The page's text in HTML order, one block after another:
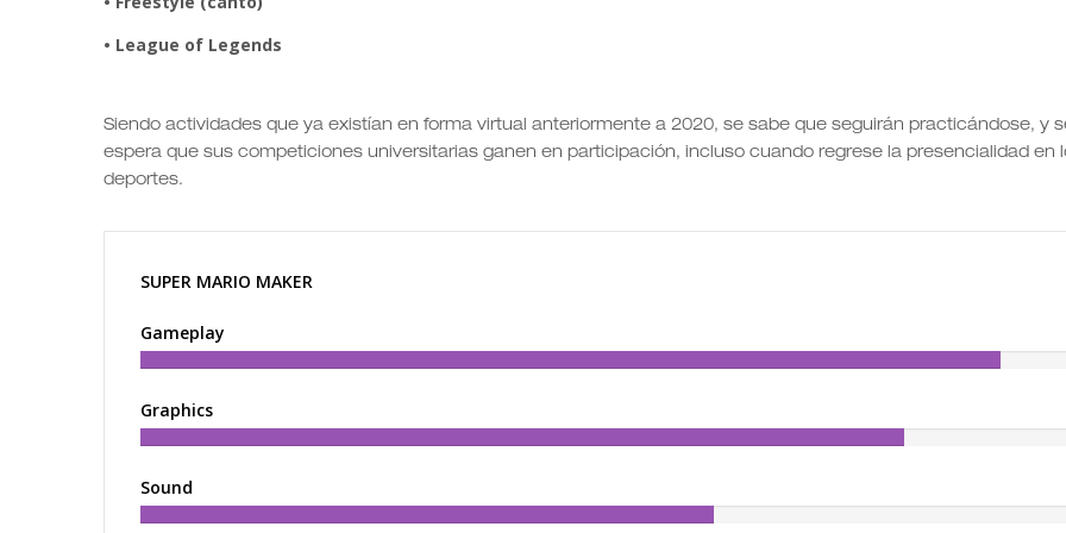
• League of Legends
Siendo actividades que ya existían en forma virtual anteriormente a 2020, se sabe que seguirán practicándose, y
espera que sus competiciones universitarias ganen en participación, incluso cuando regrese la presencialidad en
deportes.
SUPER MARIO MAKER
Gameplay
Graphics
Sound